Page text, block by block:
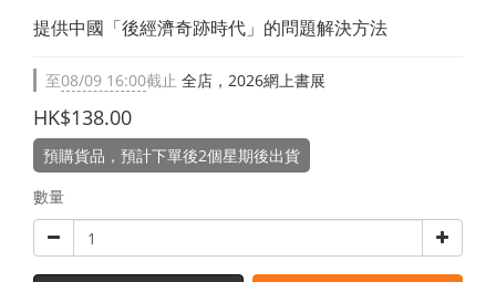
提供中國「後經濟奇跡時代」的問題解決方法
至08/09 16:00截止 全店，2026網上書展
HK$138.00
預購貨品，預計下單後2個星期後出貨
數量